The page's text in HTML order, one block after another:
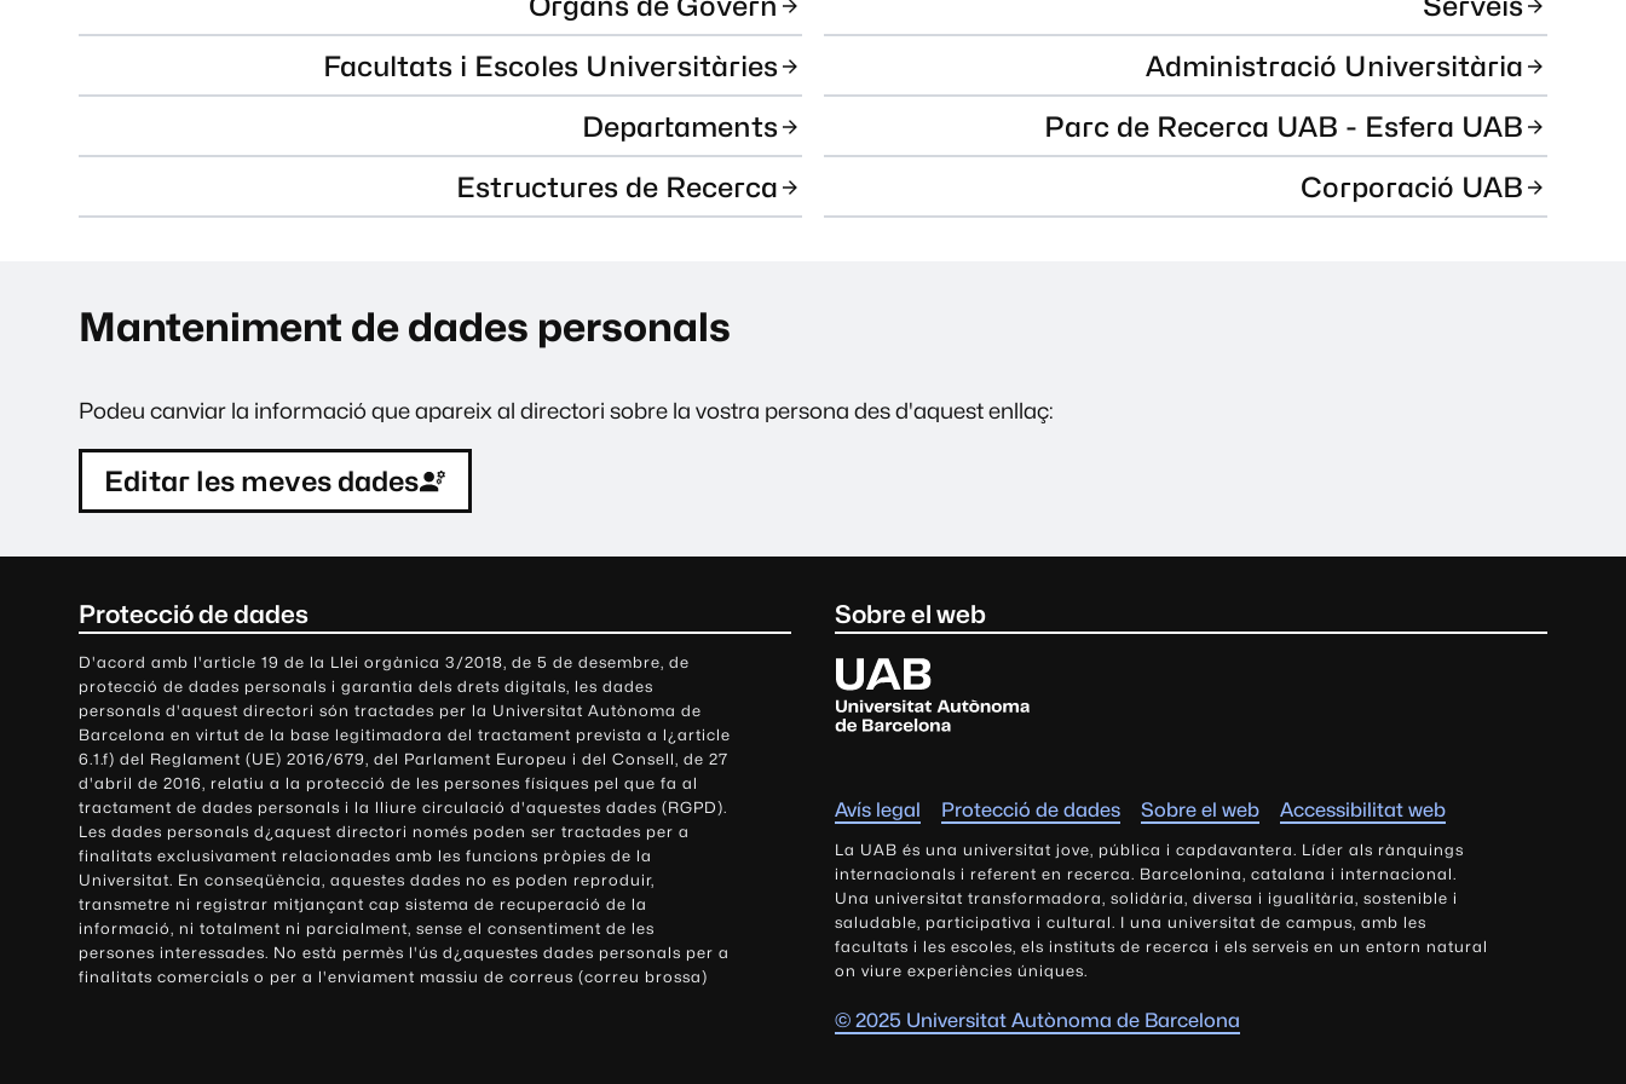
Facultats i Escoles Universitàries
Departaments
Estructures de Recerca
Administració Universitària
Parc de Recerca UAB - Esfera UAB
Corporació UAB
Manteniment de dades personals
Podeu canviar la informació que apareix al directori sobre la vostra persona des d'aquest enllaç:
Editar les meves dades
Protecció de dades
D'acord amb l'article 19 de la Llei orgànica 3/2018, de 5 de desembre, de
protecció de dades personals i garantia dels drets digitals, les dades
personals d'aquest directori són tractades per la Universitat Autònoma de
Barcelona en virtut de la base legitimadora del tractament prevista a l¿article
6.1.f) del Reglament (UE) 2016/679, del Parlament Europeu i del Consell, de 27
d'abril de 2016, relatiu a la protecció de les persones físiques pel que fa al
tractament de dades personals i la lliure circulació d'aquestes dades (RGPD).
Les dades personals d¿aquest directori només poden ser tractades per a
finalitats exclusivament relacionades amb les funcions pròpies de la
Universitat. En conseqüència, aquestes dades no es poden reproduir,
transmetre ni registrar mitjançant cap sistema de recuperació de la
informació, ni totalment ni parcialment, sense el consentiment de les
persones interessades. No està permès l'ús d¿aquestes dades personals per a
finalitats comercials o per a l'enviament massiu de correus (correu brossa)
Sobre el web
U
n
i
s
i
t
a
t
A
u
t
ò
Avís legal Protecció de dades Sobre el web Accessibilitat web
La UAB és una universitat jove, pública i capdavantera. Líder als rànquings
internacionals i referent en recerca. Barcelonina, catalana i internacional.
Una universitat transformadora, solidària, diversa i igualitària, sostenible i
saludable, participativa i cultural. I una universitat de campus, amb les
facultats i les escoles, els instituts de recerca i els serveis en un entorn natural
on viure experiències úniques.
© 2025 Universitat Autònoma de Barcelona